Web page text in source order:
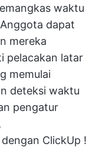
waktu
dapat
mereka
pelacakan latar
memulai
deteksi waktu
pengatur
ClickUp !